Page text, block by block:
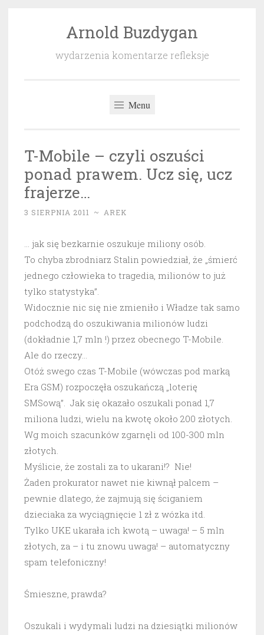
Arnold Buzdygan
wydarzenia komentarze refleksje
Menu
T-Mobile – czyli oszuści
ponad prawem. Ucz się, ucz
frajerze…
3 SIERPNIA 2011 ~ AREK
… jak się bezkarnie oszukuje miliony osób.
To chyba zbrodniarz Stalin powiedział, że „śmierć
jednego człowieka to tragedia, milionów to już
tylko statystyka”.
Widocznie nic się nie zmieniło i Władze tak samo
podchodzą do oszukiwania milionów ludzi
(dokładnie 1,7 mln !) przez obecnego T-Mobile.
Ale do rzeczy…
Otóż swego czas T-Mobile (wówczas pod marką
Era GSM) rozpoczęła oszukańczą „loterię
SMSową”. Jak się okazało oszukali ponad 1,7
miliona ludzi, wielu na kwotę około 200 złotych.
Wg moich szacunków zgarnęli od 100-300 mln
złotych.
Myślicie, że zostali za to ukarani!? Nie!
Żaden prokurator nawet nie kiwnął palcem –
pewnie dlatego, że zajmują się ściganiem
dzieciaka za wyciągnięcie 1 zł z wózka itd.
Tylko UKE ukarała ich kwotą – uwaga! – 5 mln
złotych, za – i tu znowu uwaga! – automatyczny
spam telefoniczny!
Śmieszne, prawda?
Oszukali i wydymali ludzi na dziesiątki milionów